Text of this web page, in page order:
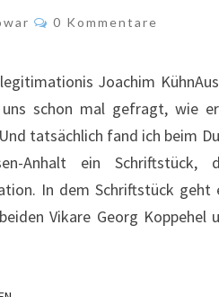
Kommentare
0 Kommentare
Joachim
schon mal gefragt, wie
tatsächlich fand ich beim
Anhalt ein Schriftstück,
In dem Schriftstück geht
Vikare Georg Koppehel